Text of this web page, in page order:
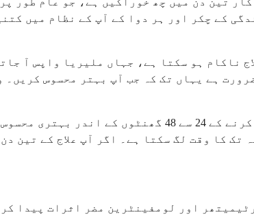
کے چکر اور ہر دوا کے آپ کے نظام میں
ناکام ہو سکتا ہے، جہاں ملیریا واپس آ
ہے یہاں تک کہ جب آپ بہتر محسوس
زیادہ تر لوگ علاج شروع کرنے کے 24
تک کا وقت لگ سکتا ہے۔ اگر آپ علاج کے تین
اور لومفینٹرین مضر اثرات پیدا